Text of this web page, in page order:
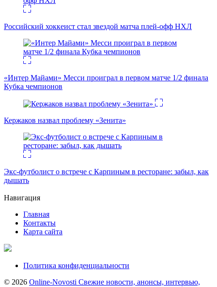
Российский хоккеист стал звездой матча плей-офф НХЛ
«Интер Майами» Месси проиграл в первом матче 1/2 финала
Кубка чемпионов
Кержаков назвал проблему «Зенита»
Экс-футболист о встрече с Карпиным в ресторане: забыл, как
дышать
Навигация
Главная
Контакты
Карта сайта
Политика конфиденциальности
© 2026 Online-Novosti Свежие новости, анонсы, интервью,